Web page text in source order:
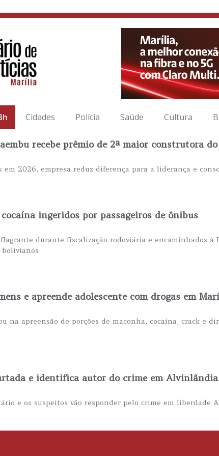
Cidades Polícia Saúde Cultura
recebe prêmio de 2ª maior construtora
em 2026, empresa reduz diferença para a liderança e
ingeridos por passageiros de ônibus
durante fiscalização rodoviária e encaminhados
bolivianos
e apreende adolescente com drogas em
na apreensão de porções de maconha, cocaína, crack e
e identifica autor do crime em Alvinlândia
e os suspeitos vão responder pelo crime em liberdade